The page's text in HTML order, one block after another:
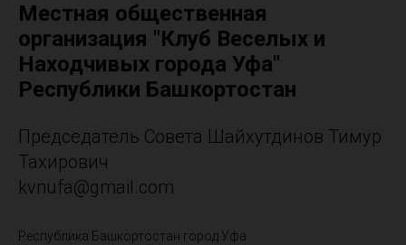
Местная общественная
организация "Клуб Веселых и
Находчивых города Уфа"
Республики Башкортостан
Председатель Совета Шайхутдинов Тимур
Тахирович
kvnufa@gmail.com
Республика Башкортостан город Уфа